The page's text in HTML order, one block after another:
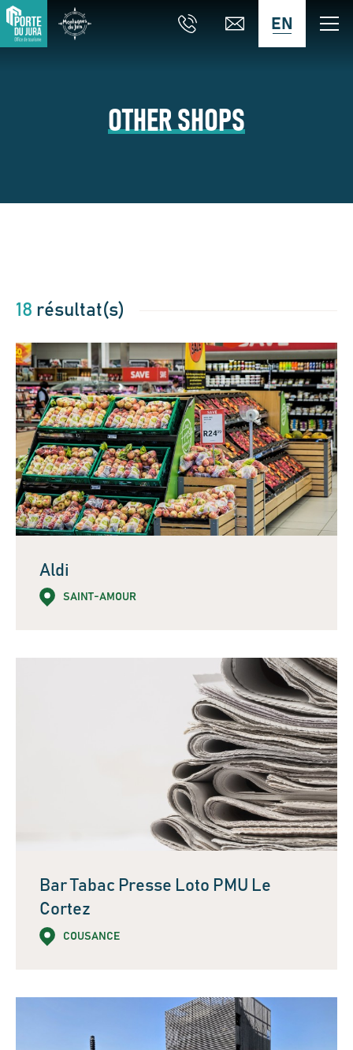
EN
OTHER SHOPS
18 résultat(s)
Aldi
SAINT-AMOUR
Bar Tabac Presse Loto PMU Le
Cortez
COUSANCE